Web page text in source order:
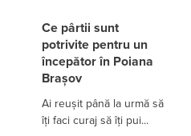
Ce pârtii sunt
potrivite pentru un
începător în Poiana
Brașov
Ai reușit până la urmă să
îți faci curaj să îți pui...